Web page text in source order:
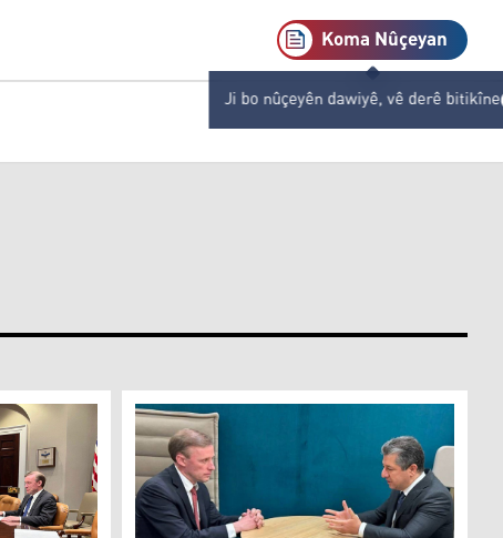
Koma Nûçeyan
Ji bo nûçeyên dawiyê, vê derê bitikîne